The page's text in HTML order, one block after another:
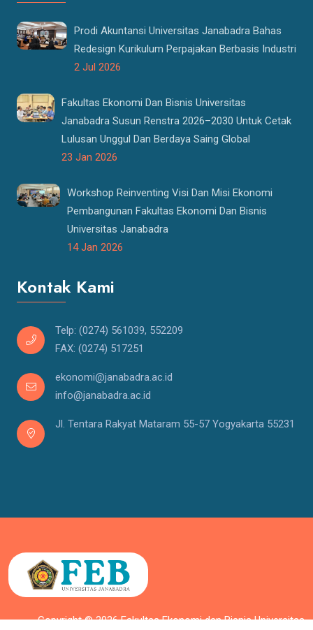
Prodi Akuntansi Universitas Janabadra Bahas
Redesign Kurikulum Perpajakan Berbasis Industri
2 Jul 2026
Fakultas Ekonomi Dan Bisnis Universitas
Janabadra Susun Renstra 2026–2030 Untuk Cetak
Lulusan Unggul Dan Berdaya Saing Global
23 Jan 2026
Workshop Reinventing Visi Dan Misi Ekonomi
Pembangunan Fakultas Ekonomi Dan Bisnis
Universitas Janabadra
14 Jan 2026
Kontak Kami
Telp: (0274) 561039, 552209
FAX: (0274) 517251
ekonomi@janabadra.ac.id
info@janabadra.ac.id
Jl. Tentara Rakyat Mataram 55-57 Yogyakarta 55231
Copyright © 2026 Fakultas Ekonomi dan Bisnis Universitas